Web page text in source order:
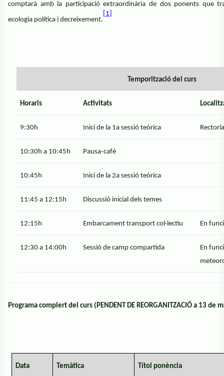
comptarà amb la participació extraordinària de dos ponents que
ecologia política i decreixement.
[1]
Temporització del curs
Horaris Activitats
9:30h Inici de la 1a sessió teòrica
10:30h a 10:45h Pausa-cafè
10:45h Inici de la 2a sessió teòrica
11:45 a 12:15h Discussió inicial dels temes
12:15h Embarcament transport col·lectiu En
12:30 a 14:00h Sessió de camp compartida
En
Programa complert del curs (PENDENT DE REORGANITZACIÓ a 13 de
Data Temàtica Títol ponència